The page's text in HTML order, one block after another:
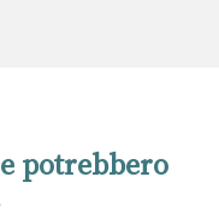
potrebbero